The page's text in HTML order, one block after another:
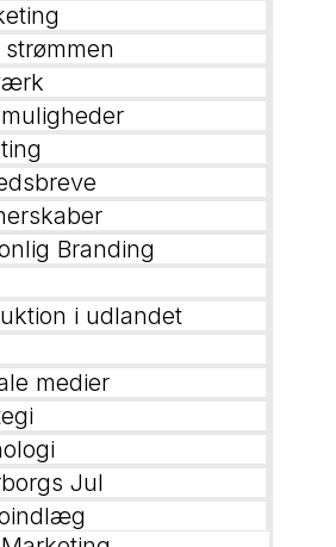
Branding
i udlandet
medier
Jul